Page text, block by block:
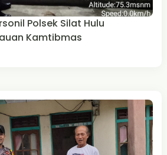
Polsek Silat Hulu
Kamtibmas